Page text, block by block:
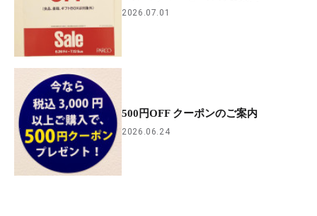
2026.07.01
500円OFF クーポンのご案内
2026.06.24